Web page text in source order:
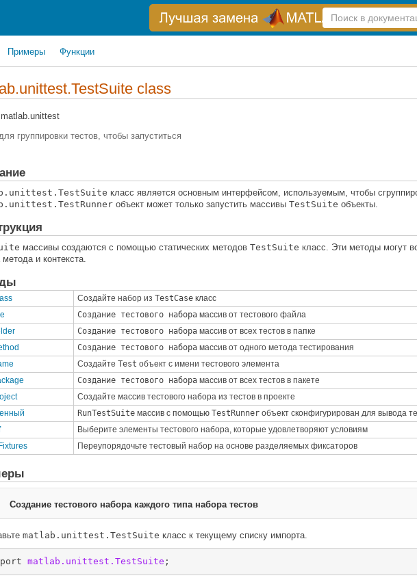
Справка
по
Примеры Функции
class
matlab.unittest
группировки тестов, чтобы запуститься
класс является основным интерфейсом, используемым, чтобы
объект может только запустить массивы TestSuite объекты.
массивы создаются с помощью статических методов TestSuite класс. Эти методы могут
метода и контекста.
Создайте набор из TestCase класс
Создание тестового набора массив от тестового файла
Создание тестового набора массив от всех тестов в папке
Создание тестового набора массив от одного метода тестирования
Создайте Test объект с имени тестового элемента
Создание тестового набора массив от всех тестов в пакете
Создайте массив тестового набора из тестов в проекте
RunTestSuite массив с помощью TestRunner объект сконфигурирован для вывода
Выберите элементы тестового набора, которые удовлетворяют условиям
Переупорядочьте тестовый набор на основе разделяемых фиксаторов
Создание тестового набора каждого типа набора тестов
matlab.unittest.TestSuite класс к текущему списку импорта.
matlab.unittest.TestSuite